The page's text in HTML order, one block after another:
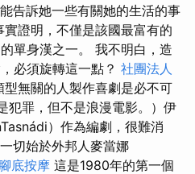
告訴她一些有關她的生活的事
證明，不僅是該國最富有的
單身漢之一。 我不明白，造
必須旋轉這一點？ 社團法人
無關的人製作喜劇是必不可
犯罪，但不是浪漫電影。）伊
）作為編劇，很難消
一切始於外邦人麥當娜
底按摩 這是1980年的第一個